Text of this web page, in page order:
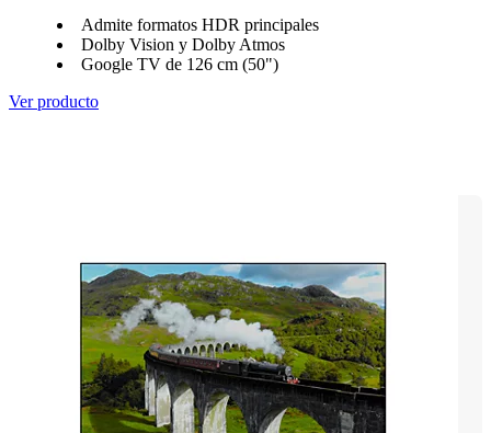
Admite formatos HDR principales
Dolby Vision y Dolby Atmos
Google TV de 126 cm (50")
Ver producto